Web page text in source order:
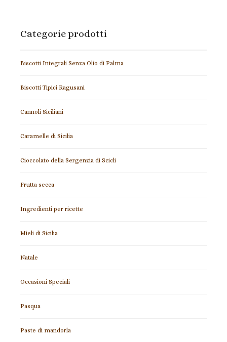
Categorie prodotti
Biscotti Integrali Senza Olio di Palma
Biscotti Tipici Ragusani
Cannoli Siciliani
Caramelle di Sicilia
Cioccolato della Sergenzia di Scicli
Frutta secca
Ingredienti per ricette
Mieli di Sicilia
Natale
Occasioni Speciali
Pasqua
Paste di mandorla